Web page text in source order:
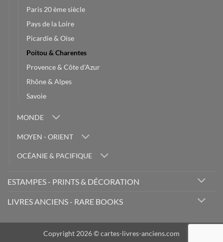
Paris 20 ème siècle
Pays de la Loire
Picardie & Oise
Poitou & Charentes
Provence & Côte d'Azur
Rhône & Alpes
Savoie
MONDE
MOYEN - ORIENT
OCÉANIE & PACIFIQUE
ESTAMPES - PRINTS & DÉCORATION
LIVRES ANCIENS - RARE BOOKS
Copyright 2026 © cartes-livres-anciens.com